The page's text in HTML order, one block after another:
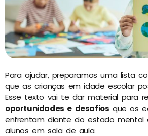
Para ajudar, preparamos uma lista
que as crianças em idade escolar
Esse texto vai te dar material para
oportunidades e desafios que os
enfrentam diante do estado mental
alunos em sala de aula.